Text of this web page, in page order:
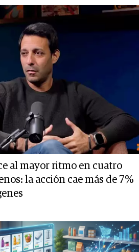
al mayor ritmo en cuatro
la acción cae más de 7%